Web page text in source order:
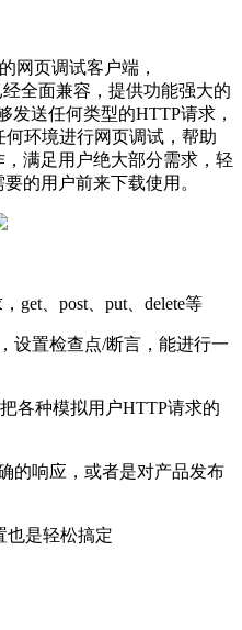
网页调试客户端，
全面兼容，提供功能强大的
发送任何类型的HTTP请求，
何环境进行网页调试，帮助
满足用户绝大部分需求，轻
的用户前来下载使用。
get、post、put、delete等
设置检查点/断言，能进行一
各种模拟用户HTTP请求的
的响应，或者是对产品发布
也是轻松搞定